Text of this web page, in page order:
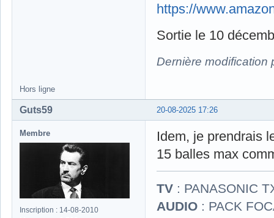
https://
Sortie le 10
Dernière modification
Hors ligne
20-08-2025 17:26
Guts59
Membre
Inscription : 14-08-2010
Idem, je prendrais
15 balles max
TV : PANASONIC
AUDIO : PACK